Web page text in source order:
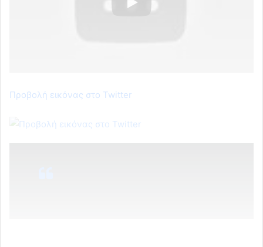
Προβολή εικόνας στο Twitter